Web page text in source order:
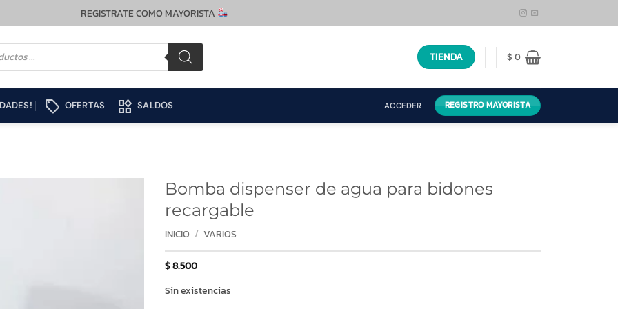
REGISTRATE COMO MAYORISTA
TIENDA $ 0
local_offer OFERTAS widgets SALDOS ACCEDER REGISTRO MAYORISTA
Bomba dispenser de agua para bidones
recargable
INICIO / VARIOS
$8.500
Sin existencias